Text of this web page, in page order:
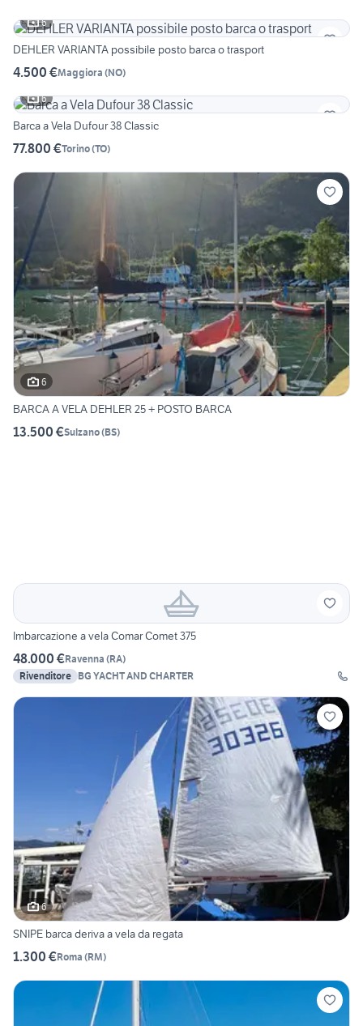
6
DEHLER VARIANTA possibile posto barca o trasport
4.500 €Maggiora (NO)
6
Barca a Vela Dufour 38 Classic
77.800 €Torino(TO)
6
BARCA A VELA DEHLER 25 + POSTO BARCA
13.500 €Sulzano(BS)
Imbarcazione a vela Comar Comet 375
48.000 €Ravenna (RA)
Rivenditore BG YACHT AND CHARTER
6
SNIPE barca deriva a vela da regata
1.300 €Roma (RM)